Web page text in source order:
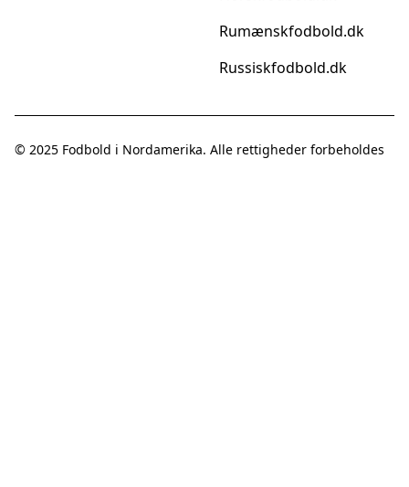
Rumænskfodbold.dk
Russiskfodbold.dk
© 2025 Fodbold i Nordamerika. Alle rettigheder forbeholdes